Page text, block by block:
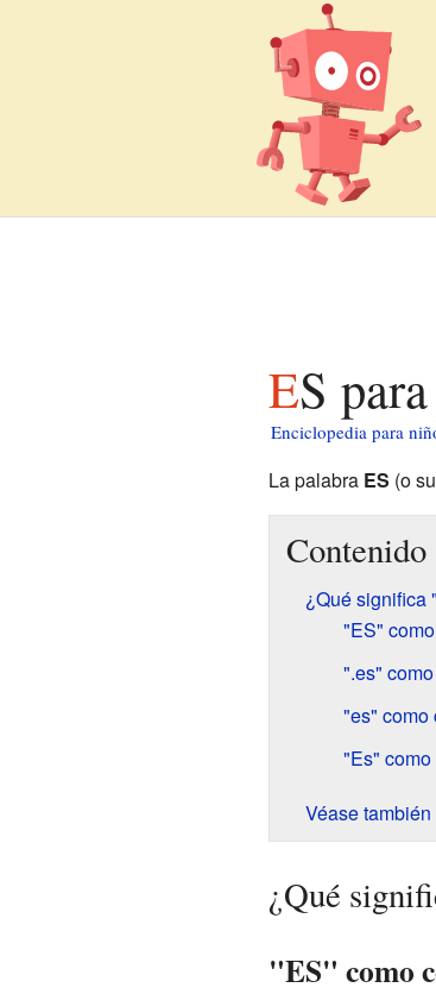
ES
Enciclopedia para
La palabra ES (o
Contenido
¿Qué significa
"ES"
".es"
"es" como
"Es"
Véase también
¿Qué
"ES" como